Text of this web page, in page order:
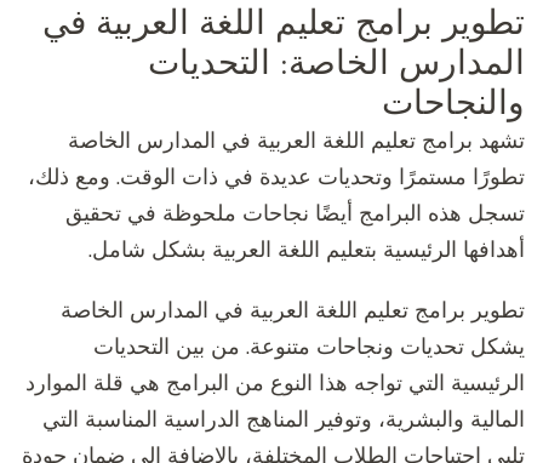
تطوير برامج تعليم اللغة العربية في
المدارس الخاصة: التحديات
والنجاحات
تشهد برامج تعليم اللغة العربية في المدارس الخاصة
تطورًا مستمرًا وتحديات عديدة في ذات الوقت. ومع ذلك،
تسجل هذه البرامج أيضًا نجاحات ملحوظة في تحقيق
أهدافها الرئيسية بتعليم اللغة العربية بشكل شامل.
تطوير برامج تعليم اللغة العربية في المدارس الخاصة
يشكل تحديات ونجاحات متنوعة. من بين التحديات
الرئيسية التي تواجه هذا النوع من البرامج هي قلة الموارد
المالية والبشرية، وتوفير المناهج الدراسية المناسبة التي
تلبي احتياجات الطلاب المختلفة، بالإضافة إلى ضمان جودة